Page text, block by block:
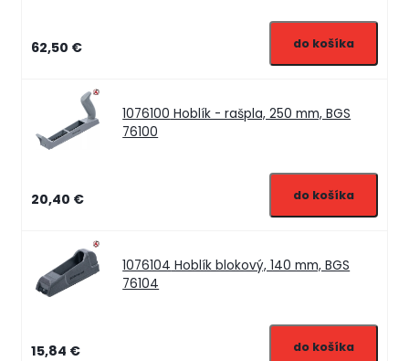
62,50 €
1076100 Hoblík - rašpla, 250 mm, BGS
76100
20,40 €
1076104 Hoblík blokový, 140 mm, BGS
76104
15,84 €